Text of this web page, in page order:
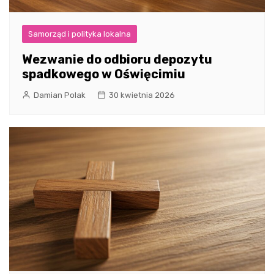
Samorząd i polityka lokalna
Wezwanie do odbioru depozytu
spadkowego w Oświęcimiu
Damian Polak 30 kwietnia 2026